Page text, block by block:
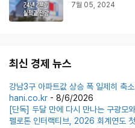
7월 05, 2024
최신 경제 뉴스
강남3구 아파트값 상승 폭 일제히 축
hani.co.kr - 8/6/2026
[단독] 두달 만에 다시 만나는 구광모
펠로톤 인터랙티브, 2026 회계연도